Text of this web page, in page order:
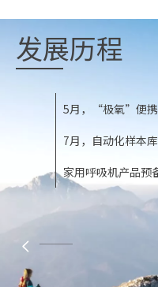
发展历程
5月，“极氧”便携
7月，自动化样本
家用呼吸机产品预
更多微创外科、生
制氧机产品立项，
生命科学单月营收
国第一
3月，超声刀进入
6月，新一代全球
8月，生命科学耗材
11—12月，生命
千万元合作企业达
成立并涉足IVD行
智造平台具备雏形
2月，关节头吻合器
5月，电动腔镜吻
10月，电动关节
12月，全球创新
2月，单推/双推直
4月，PPH/管型吻
6月，穿刺器/包皮
9月，关节头腔镜
5月，首款腔镜吻合
8月，第二款腔镜
与10家企业签署合
公司成立
以微创外科爆款产